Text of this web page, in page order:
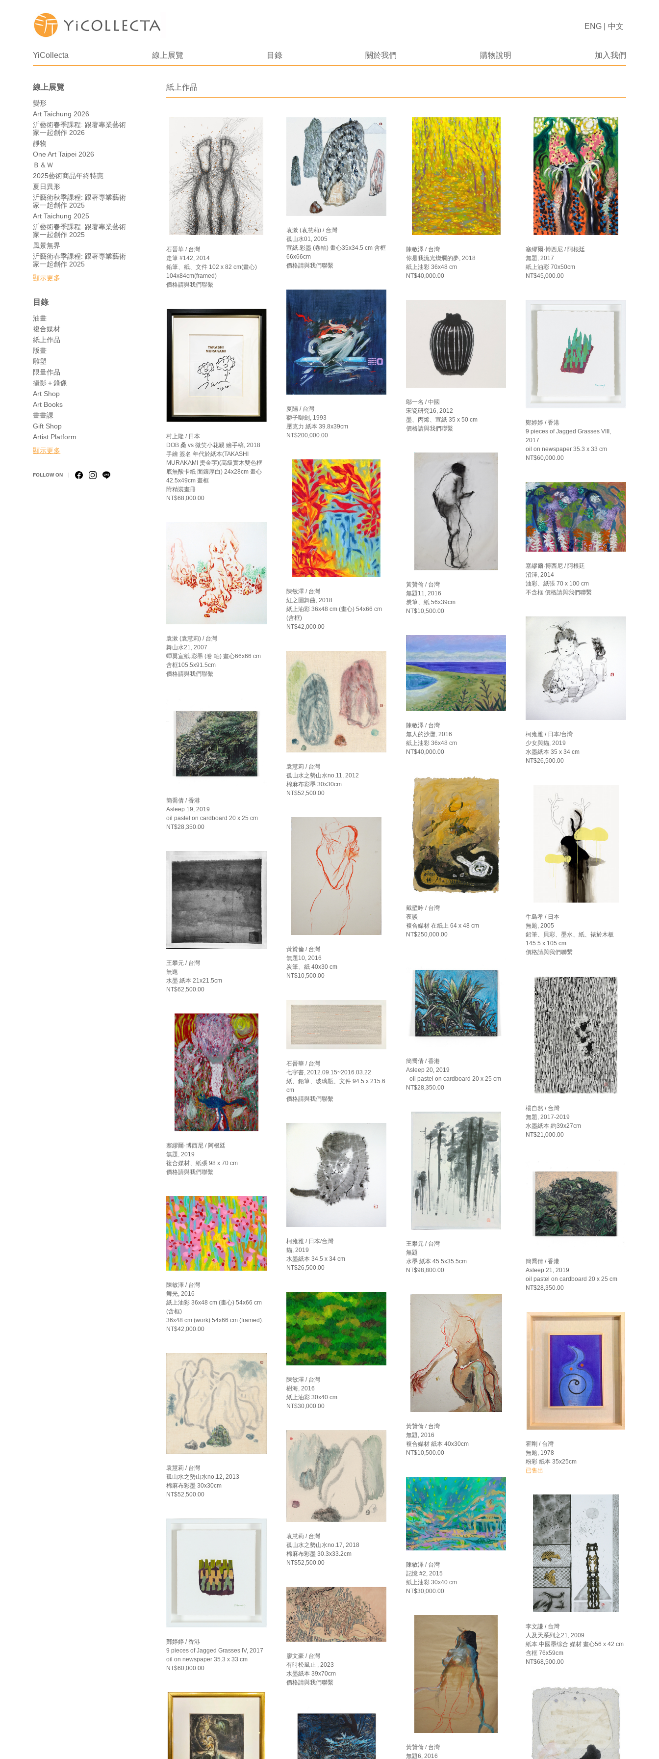
YiCollecta 線上展覽 目錄 關於我們 購物說明 加入我們
ENG 中文
線上展覽
變形
Art Taichung 2026
沂藝術春季課程: 跟著專業藝術
家一起創作 2026
靜物
One Art Taipei 2026
Ｂ＆Ｗ
2025藝術商品年終特惠
夏日異形
沂藝術秋季課程: 跟著專業藝術
家一起創作 2025
Art Taichung 2025
沂藝術春季課程: 跟著專業藝術
家一起創作 2025
風景無界
沂藝術春季課程: 跟著專業藝術
家一起創作 2025
顯示更多
目錄
油畫
複合媒材
紙上作品
版畫
雕塑
限量作品
攝影＋錄像
Art Shop
Art Books
畫畫課
Gift Shop
Artist Platform
顯示更多
FOLLOW ON
紙上作品
石晉華 / 台灣
走筆 #142, 2014
鉛筆、紙、文件 102 x 82 cm(畫心)
104x84cm(framed)
價格請與我們聯繫
村上隆 / 日本
DOB 桑 vs 微笑小花親 繪手稿, 2018
手繪 簽名 年代於紙本(TAKASHI
MURAKAMI 燙金字)(高級實木雙色框
底無酸卡紙 面鑲厚白) 24x28cm 畫心
42.5x49cm 畫框
附精裝畫冊
NT$68,000.00
袁漱 (袁慧莉) / 台灣
舞山水21, 2007
蟬翼宣紙.彩墨 (卷 軸) 畫心66x66 cm
含框105.5x91.5cm
價格請與我們聯繫
簡喬倩 / 香港
Asleep 19, 2019
oil pastel on cardboard 20 x 25 cm
NT$28,350.00
王攀元 / 台灣
無題
水墨 紙本 21x21.5cm
NT$62,500.00
塞繆爾·博西尼 / 阿根廷
無題, 2019
複合媒材、紙張 98 x 70 cm
價格請與我們聯繫
陳敏澤 / 台灣
舞光, 2016
紙上油彩 36x48 cm (畫心) 54x66 cm
(含框)
36x48 cm (work) 54x66 cm (framed).
NT$42,000.00
袁慧莉 / 台灣
孤山水之勢山水no.12, 2013
棉麻布彩墨 30x30cm
NT$52,500.00
鄭婷婷 / 香港
9 pieces of Jagged Grasses IV, 2017
oil on newspaper 35.3 x 33 cm
NT$60,000.00
袁漱 (袁慧莉) / 台灣
孤山水01, 2005
宣紙.彩墨 (卷軸) 畫心35x34.5 cm 含框
66x66cm
價格請與我們聯繫
夏陽 / 台灣
獅子啣劍, 1993
壓克力 紙本 39.8x39cm
NT$200,000.00
陳敏澤 / 台灣
紅之圓舞曲, 2018
紙上油彩 36x48 cm (畫心) 54x66 cm
(含框)
NT$42,000.00
袁慧莉 / 台灣
孤山水之勢山水no.11, 2012
棉麻布彩墨 30x30cm
NT$52,500.00
黃贊倫 / 台灣
無題10, 2016
炭筆、紙 40x30 cm
NT$10,500.00
石晉華 / 台灣
七字書, 2012.09.15~2016.03.22
紙、鉛筆、玻璃瓶、文件 94.5 x 215.6
cm
價格請與我們聯繫
柯雍雅 / 日本/台灣
貓, 2019
水墨紙本 34.5 x 34 cm
NT$26,500.00
陳敏澤 / 台灣
樹海, 2016
紙上油彩 30x40 cm
NT$30,000.00
袁慧莉 / 台灣
孤山水之勢山水no.17, 2018
棉麻布彩墨 30.3x33.2cm
NT$52,500.00
廖文豪 / 台灣
有時松風止 , 2023
水墨紙本 39x70cm
價格請與我們聯繫
陳敏澤 / 台灣
你是我流光燦爛的夢, 2018
紙上油彩 36x48 cm
NT$40,000.00
鄔一名 / 中國
宋瓷研究16, 2012
墨、丙烯、宣紙 35 x 50 cm
價格請與我們聯繫
黃贊倫 / 台灣
無題11, 2016
炭筆、紙 56x39cm
NT$10,500.00
陳敏澤 / 台灣
無人的沙灘, 2016
紙上油彩 36x48 cm
NT$40,000.00
戴壁吟 / 台灣
夜談
複合媒材 在紙上 64 x 48 cm
NT$250,000.00
簡喬倩 / 香港
Asleep 20, 2019
oil pastel on cardboard 20 x 25 cm
NT$28,350.00
王攀元 / 台灣
無題
水墨 紙本 45.5x35.5cm
NT$98,800.00
黃贊倫 / 台灣
無題, 2016
複合媒材 紙本 40x30cm
NT$10,500.00
陳敏澤 / 台灣
記憶 #2, 2015
紙上油彩 30x40 cm
NT$30,000.00
黃贊倫 / 台灣
無題6, 2016
塞繆爾·博西尼 / 阿根廷
無題, 2017
紙上油彩 70x50cm
NT$45,000.00
鄭婷婷 / 香港
9 pieces of Jagged Grasses VIII,
2017
oil on newspaper 35.3 x 33 cm
NT$60,000.00
塞繆爾·博西尼 / 阿根廷
沼澤, 2014
油彩、紙張 70 x 100 cm
不含框 價格請與我們聯繫
柯雍雅 / 日本/台灣
少女與貓, 2019
水墨紙本 35 x 34 cm
NT$26,500.00
牛島孝 / 日本
無題, 2005
鉛筆、貝彩、墨水、紙、裱於木板
145.5 x 105 cm
價格請與我們聯繫
楊自然 / 台灣
無題, 2017-2019
水墨紙本 約39x27cm
NT$21,000.00
簡喬倩 / 香港
Asleep 21, 2019
oil pastel on cardboard 20 x 25 cm
NT$28,350.00
霍剛 / 台灣
無題, 1978
粉彩 紙本 35x25cm
已售出
李文謙 / 台灣
人及天系列之21, 2009
紙本.中國墨综合 媒材 畫心56 x 42 cm
含框 76x59cm
NT$68,500.00